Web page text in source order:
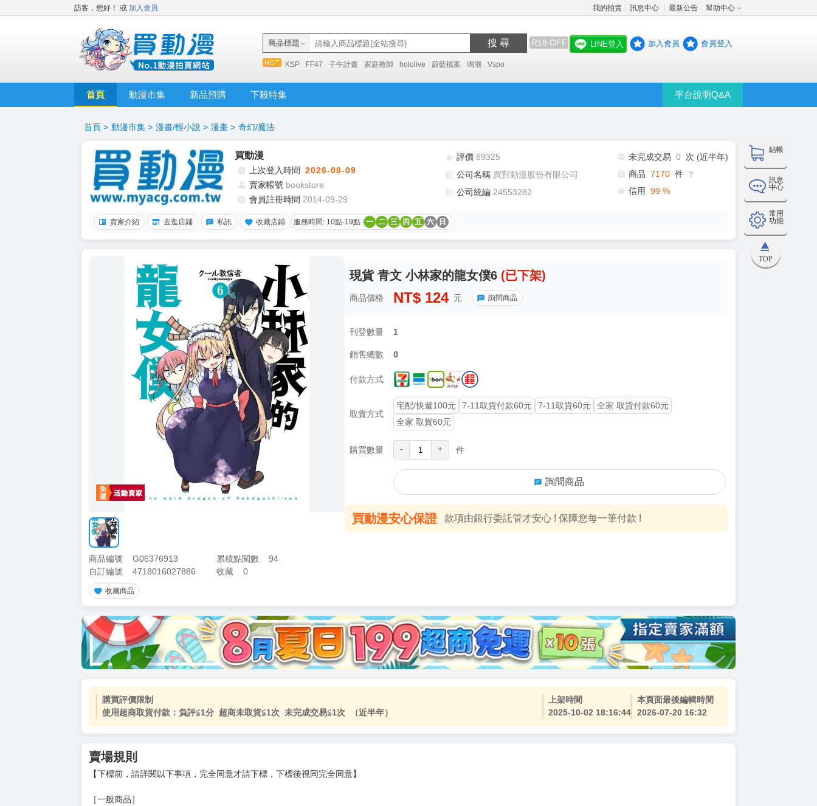
訪客，您好！ 或 加入會員 我的拍賣 訊息中心 最新公告 幫助中心
商品標題 搜 尋 R18 OFF
KSP FF47 子午計畫 家庭教師 hololive 蔚藍檔案 鳴潮 Vspo
LINE登入 加入會員 會員登入
首頁 動漫市集 新品預購 下殺特集 平台說明Q&A
結帳
訊息
中心
常用
功能
TOP
首頁 > 動漫市集 > 漫畫/輕小說 > 漫畫 > 奇幻/魔法
買動漫
上次登入時間 2026-08-09
賣家帳號 bookstore
會員註冊時間 2014-09-29
評價 69325
公司名稱 買對動漫股份有限公司
公司統編 24553282
未完成交易 0
次 (近半年)
商品 7170 件 ❔
信用 99 %
賣家介紹 去逛店鋪 私訊 收藏店鋪 服務時間: 10點-19點 一 二 三 四 五 六 日
商品編號 G06376913 累積點閱數
94
自訂編號
4718016027886 收藏 0
收藏商品
現貨 青文 小林家的龍女僕6 (已下架)
商品價格 NT$ 124 元 詢問商品
刊登數量 1
銷售總數 0
付款方式
取貨方式
宅配/快遞100元 7-11取貨付款60元 7-11取貨60元
全家 取貨付款60元
全家 取貨60元
購買數量 - + 件
詢問商品
買動漫安心保證 款項由銀行委託管才安心 ! 保障您每一筆付款 !
購買評價限制
使用超商取貨付款：負評≦1分 超商未取貨≦1次 未完成交易≦1次 （近半年）
上架時間
2025-10-02 18:16:44
本頁面最後編輯時間
2026-07-20 16:32
賣場規則
【下標前，請詳閱以下事項，完全同意才請下標，下標後視同完全同意】
［一般商品］